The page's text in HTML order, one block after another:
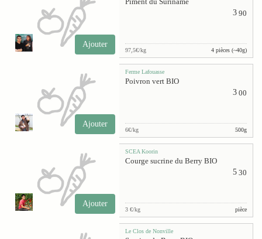
Ajouter
3 90
97,5€/kg 4 pièces (~40g)
Ajouter
Ferme Lafouasse
Poivron vert BIO
3 00
6€/kg 500g
Ajouter
SCEA Koorin
Courge sucrine du Berry BIO
5 30
3 €/kg pièce
Le Clos de Nonville